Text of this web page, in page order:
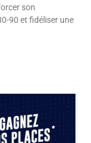
son
90 et fidéliser une